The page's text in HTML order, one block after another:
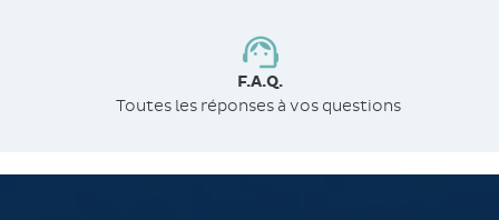
F.A.Q.
Toutes les réponses à vos questions